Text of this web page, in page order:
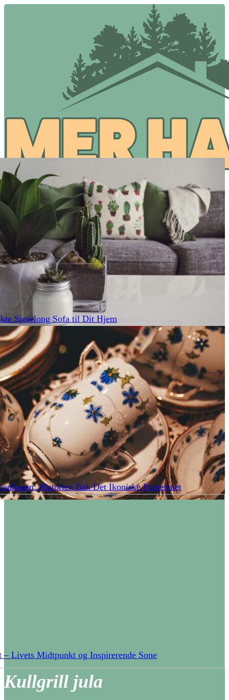
Sjeselong Sofa til Dit Hjem
Historien Bak Det Ikoniske Porselenet
– Livets Midtpunkt og Inspirerende Sone
Kullgrill jula